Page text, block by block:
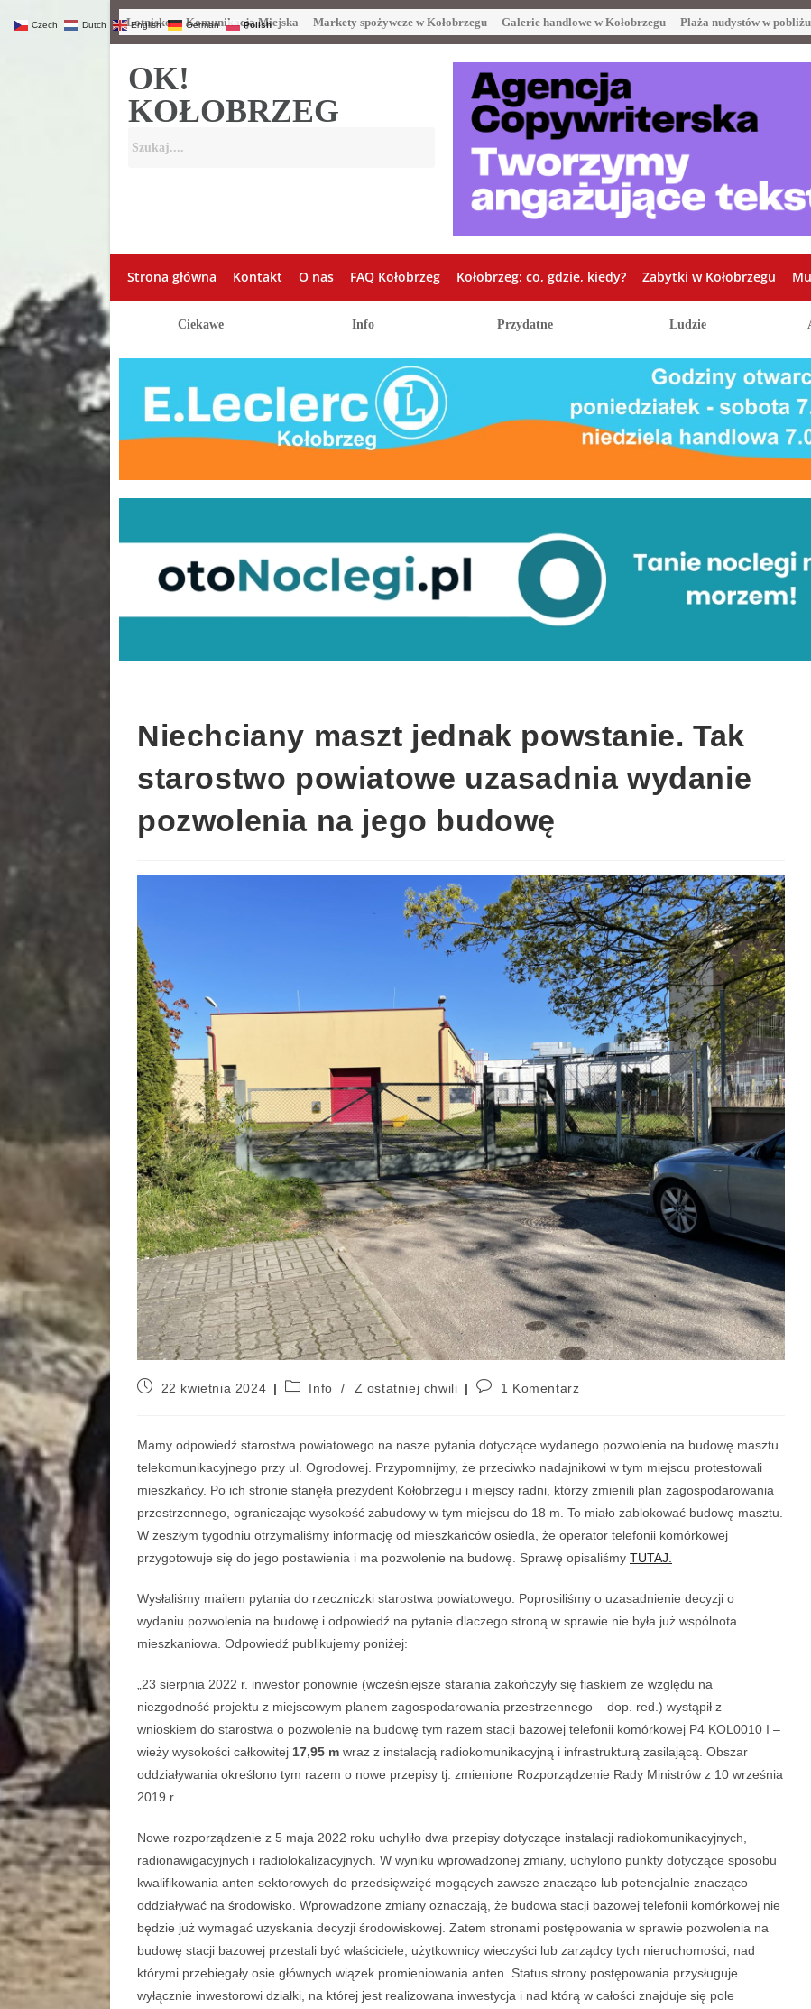
Lotnisko Komunikacja Miejska Markety spożywcze w Kołobrzegu Galerie handlowe w Kołobrzegu Plaża nudystów w
OK!
KOŁOBRZEG
Strona główna Kontakt O nas FAQ Kołobrzeg Kołobrzeg: co, gdzie, kiedy? Zabytki w Kołobrzegu
Ciekawe Info Przydatne Ludzie
Niechciany maszt jednak powstanie. Tak
starostwo powiatowe uzasadnia wydanie
pozwolenia na jego budowę
22 kwietnia 2024 Info / Z ostatniej chwili 1 Komentarz
Mamy odpowiedź starostwa powiatowego na nasze pytania dotyczące wydanego pozwolenia na budowę masztu
telekomunikacyjnego przy ul. Ogrodowej. Przypomnijmy, że przeciwko nadajnikowi w tym miejscu protestowali
mieszkańcy. Po ich stronie stanęła prezydent Kołobrzegu i miejscy radni, którzy zmienili plan zagospodarowania
przestrzennego, ograniczając wysokość zabudowy w tym miejscu do 18 m. To miało zablokować budowę masztu.
W zeszłym tygodniu otrzymaliśmy informację od mieszkańców osiedla, że operator telefonii komórkowej
przygotowuje się do jego postawienia i ma pozwolenie na budowę. Sprawę opisaliśmy TUTAJ.
Wysłaliśmy mailem pytania do rzeczniczki starostwa powiatowego. Poprosiliśmy o uzasadnienie decyzji o
wydaniu pozwolenia na budowę i odpowiedź na pytanie dlaczego stroną w sprawie nie była już wspólnota
mieszkaniowa. Odpowiedź publikujemy poniżej:
„23 sierpnia 2022 r. inwestor ponownie (wcześniejsze starania zakończyły się fiaskiem ze względu na
niezgodność projektu z miejscowym planem zagospodarowania przestrzennego – dop. red.) wystąpił z
wnioskiem do starostwa o pozwolenie na budowę tym razem stacji bazowej telefonii komórkowej P4 KOL0010 I –
wieży wysokości całkowitej 17,95 m wraz z instalacją radiokomunikacyjną i infrastrukturą zasilającą. Obszar
oddziaływania określono tym razem o nowe przepisy tj. zmienione Rozporządzenie Rady Ministrów z 10 września
2019 r.
Nowe rozporządzenie z 5 maja 2022 roku uchyliło dwa przepisy dotyczące instalacji radiokomunikacyjnych,
radionawigacyjnych i radiolokalizacyjnych. W wyniku wprowadzonej zmiany, uchylono punkty dotyczące sposobu
kwalifikowania anten sektorowych do przedsięwzięć mogących zawsze znacząco lub potencjalnie znacząco
oddziaływać na środowisko. Wprowadzone zmiany oznaczają, że budowa stacji bazowej telefonii komórkowej nie
będzie już wymagać uzyskania decyzji środowiskowej. Zatem stronami postępowania w sprawie pozwolenia na
budowę stacji bazowej przestali być właściciele, użytkownicy wieczyści lub zarządcy tych nieruchomości, nad
którymi przebiegały osie głównych wiązek promieniowania anten. Status strony postępowania przysługuje
wyłącznie inwestorowi działki, na której jest realizowana inwestycja i nad którą w całości znajduje się pole
Czech Dutch English German Polish